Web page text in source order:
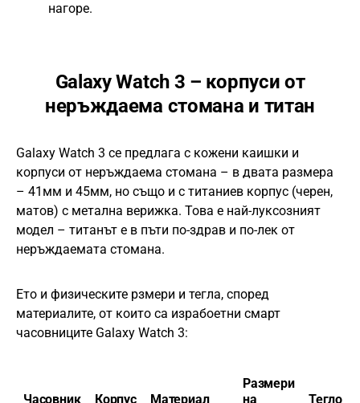
нагоре.
Galaxy Watch 3 – корпуси от
неръждаема стомана и титан
Galaxy Watch 3 се предлага с кожени каишки и
корпуси от неръждаема стомана – в двата размера
– 41мм и 45мм, но също и с титаниев корпус (черен,
матов) с метална верижка. Това е най-луксозният
модел – титанът е в пъти по-здрав и по-лек от
неръждаемата стомана.
Ето и физическите рзмери и тегла, според
материалите, от които са израбоетни смарт
часовниците Galaxy Watch 3:
Часовник Корпус Материал
Размери
на
Тегло